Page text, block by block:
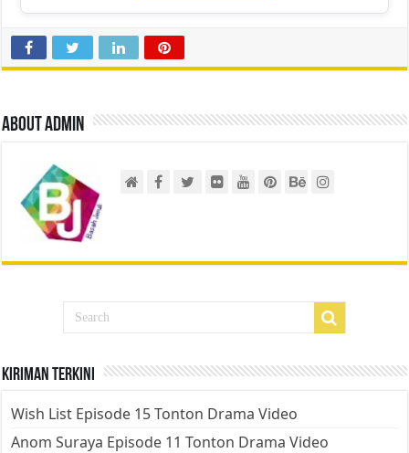
About admin
Kiriman Terkini
Wish List Episode 15 Tonton Drama Video
Anom Suraya Episode 11 Tonton Drama Video